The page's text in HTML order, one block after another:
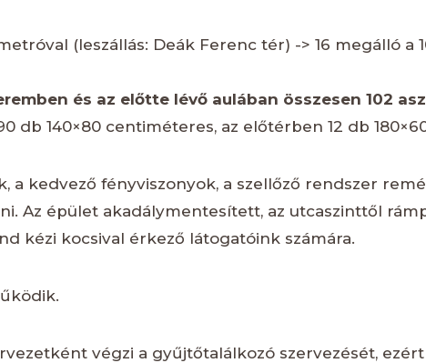
(leszállás: Deák Ferenc tér) -> 16 megálló a
és az előtte lévő aulában összesen 102
db 140×80 centiméteres, az előtérben 12 db
a kedvező fényviszonyok, a szellőző rendszer
Az épület akadálymentesített, az utcaszinttől
kézi kocsival érkező látogatóink számára.
végzi a gyűjtőtalálkozó szervezését, ezért